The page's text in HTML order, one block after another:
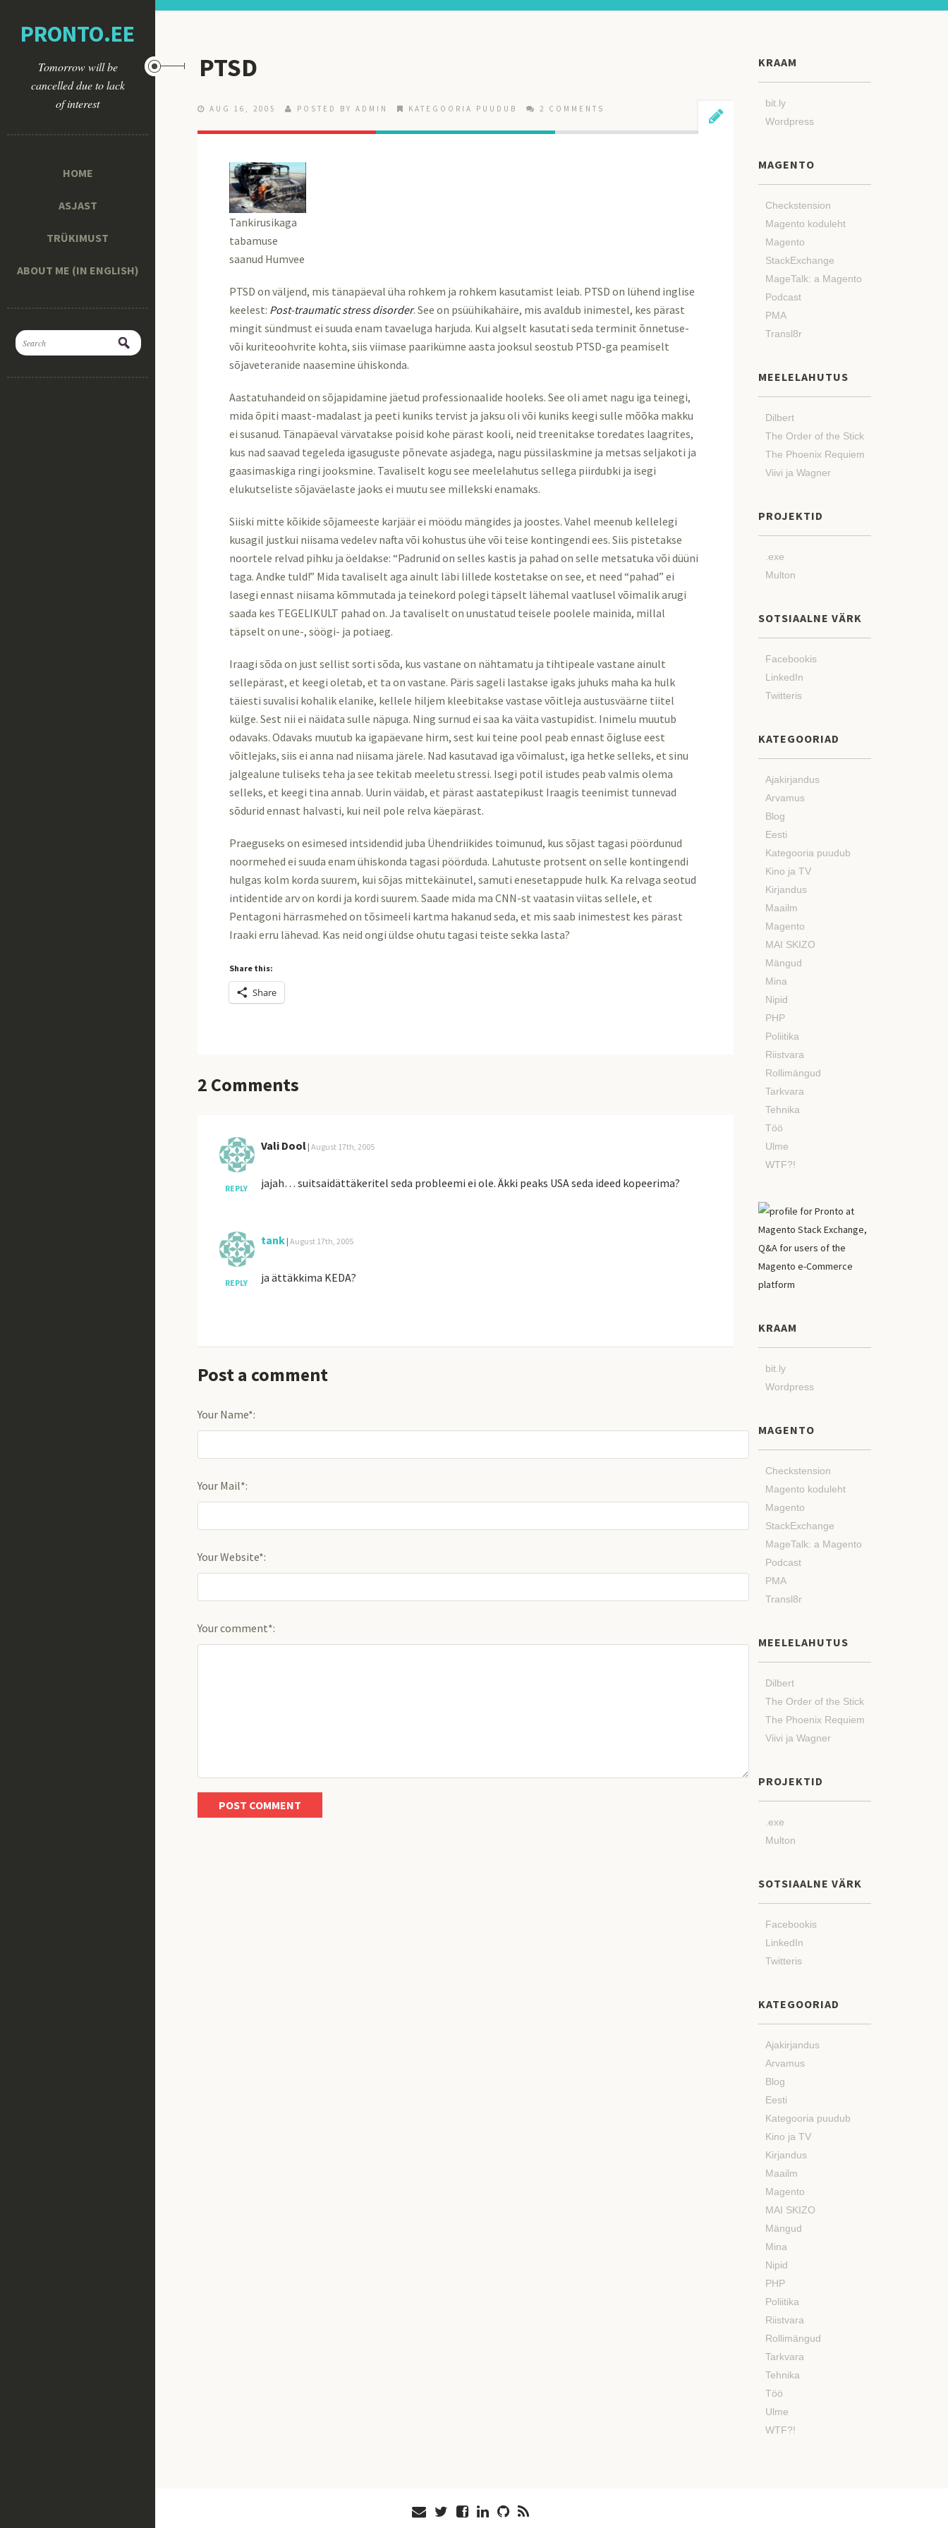
PRONTO.EE
Tomorrow will be
cancelled due to lack
of interest
HOME
ASJAST
TRÜKIMUST
ABOUT ME (IN ENGLISH)
PTSD
AUG 16, 2005 POSTED BY ADMIN KATEGOORIA PUUDUB 2 COMMENTS
Tankirusikaga
tabamuse
saanud Humvee
PTSD on väljend, mis tänapäeval üha rohkem ja rohkem kasutamist leiab. PTSD on lühend inglise
keelest: Post-traumatic stress disorder. See on psüühikahäire, mis avaldub inimestel, kes pärast
mingit sündmust ei suuda enam tavaeluga harjuda. Kui algselt kasutati seda terminit õnnetuse-
või kuriteoohvrite kohta, siis viimase paarikümne aasta jooksul seostub PTSD-ga peamiselt
sõjaveteranide naasemine ühiskonda.
Aastatuhandeid on sõjapidamine jäetud professionaalide hooleks. See oli amet nagu iga teinegi,
mida õpiti maast-madalast ja peeti kuniks tervist ja jaksu oli või kuniks keegi sulle mõõka makku
ei susanud. Tänapäeval värvatakse poisid kohe pärast kooli, neid treenitakse toredates laagrites,
kus nad saavad tegeleda igasuguste põnevate asjadega, nagu püssilaskmine ja metsas seljakoti ja
gaasimaskiga ringi jooksmine. Tavaliselt kogu see meelelahutus sellega piirdubki ja isegi
elukutseliste sõjaväelaste jaoks ei muutu see millekski enamaks.
Siiski mitte kõikide sõjameeste karjäär ei möödu mängides ja joostes. Vahel meenub kellelegi
kusagil justkui niisama vedelev nafta või kohustus ühe või teise kontingendi ees. Siis pistetakse
noortele relvad pihku ja öeldakse: “Padrunid on selles kastis ja pahad on selle metsatuka või düüni
taga. Andke tuld!” Mida tavaliselt aga ainult läbi lillede kostetakse on see, et need “pahad” ei
lasegi ennast niisama kõmmutada ja teinekord polegi täpselt lähemal vaatlusel võimalik arugi
saada kes TEGELIKULT pahad on. Ja tavaliselt on unustatud teisele poolele mainida, millal
täpselt on une-, söögi- ja potiaeg.
Iraagi sõda on just sellist sorti sõda, kus vastane on nähtamatu ja tihtipeale vastane ainult
sellepärast, et keegi oletab, et ta on vastane. Päris sageli lastakse igaks juhuks maha ka hulk
täiesti suvalisi kohalik elanike, kellele hiljem kleebitakse vastase võitleja austusväärne tiitel
külge. Sest nii ei näidata sulle näpuga. Ning surnud ei saa ka väita vastupidist. Inimelu muutub
odavaks. Odavaks muutub ka igapäevane hirm, sest kui teine pool peab ennast õigluse eest
võitlejaks, siis ei anna nad niisama järele. Nad kasutavad iga võimalust, iga hetke selleks, et sinu
jalgealune tuliseks teha ja see tekitab meeletu stressi. Isegi potil istudes peab valmis olema
selleks, et keegi tina annab. Uurin väidab, et pärast aastatepikust Iraagis teenimist tunnevad
sõdurid ennast halvasti, kui neil pole relva käepärast.
Praeguseks on esimesed intsidendid juba Ühendriikides toimunud, kus sõjast tagasi pöördunud
noormehed ei suuda enam ühiskonda tagasi pöörduda. Lahutuste protsent on selle kontingendi
hulgas kolm korda suurem, kui sõjas mittekäinutel, samuti enesetappude hulk. Ka relvaga seotud
intidentide arv on kordi ja kordi suurem. Saade mida ma CNN-st vaatasin viitas sellele, et
Pentagoni härrasmehed on tõsimeeli kartma hakanud seda, et mis saab inimestest kes pärast
Iraaki erru lähevad. Kas neid ongi üldse ohutu tagasi teiste sekka lasta?
Share this:
Share
2 Comments
REPLY
Vali Dool | August 17th, 2005
jajah… suitsaidättäkeritel seda probleemi ei ole. Äkki peaks USA seda ideed kopeerima?
REPLY
tank | August 17th, 2005
ja ättäkkima KEDA?
Post a comment
Your Name*:
Your Mail*:
Your Website*:
Your comment*:
KRAAM
bit.ly
Wordpress
MAGENTO
Checkstension
Magento koduleht
Magento
StackExchange
MageTalk: a Magento
Podcast
PMA
Transl8r
MEELELAHUTUS
Dilbert
The Order of the Stick
The Phoenix Requiem
Viivi ja Wagner
PROJEKTID
.exe
Multon
SOTSIAALNE VÄRK
Facebookis
LinkedIn
Twitteris
KATEGOORIAD
Ajakirjandus
Arvamus
Blog
Eesti
Kategooria puudub
Kino ja TV
Kirjandus
Maailm
Magento
MAI SKIZO
Mängud
Mina
Nipid
PHP
Poliitika
Riistvara
Rollimängud
Tarkvara
Tehnika
Töö
Ulme
WTF?!
KRAAM
bit.ly
Wordpress
MAGENTO
Checkstension
Magento koduleht
Magento
StackExchange
MageTalk: a Magento
Podcast
PMA
Transl8r
MEELELAHUTUS
Dilbert
The Order of the Stick
The Phoenix Requiem
Viivi ja Wagner
PROJEKTID
.exe
Multon
SOTSIAALNE VÄRK
Facebookis
LinkedIn
Twitteris
KATEGOORIAD
Ajakirjandus
Arvamus
Blog
Eesti
Kategooria puudub
Kino ja TV
Kirjandus
Maailm
Magento
MAI SKIZO
Mängud
Mina
Nipid
PHP
Poliitika
Riistvara
Rollimängud
Tarkvara
Tehnika
Töö
Ulme
WTF?!